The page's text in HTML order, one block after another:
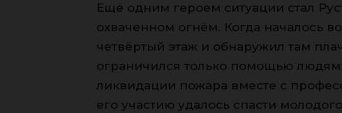
Ещё одним героем ситуации стал
охваченном огнём. Когда началось
четвёртый этаж и обнаружил там
ограничился только помощью
ликвидации пожара вместе с
его участию удалось спасти